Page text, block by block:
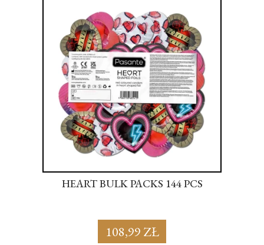
HEART BULK PACKS 144 PCS
108,99 ZŁ